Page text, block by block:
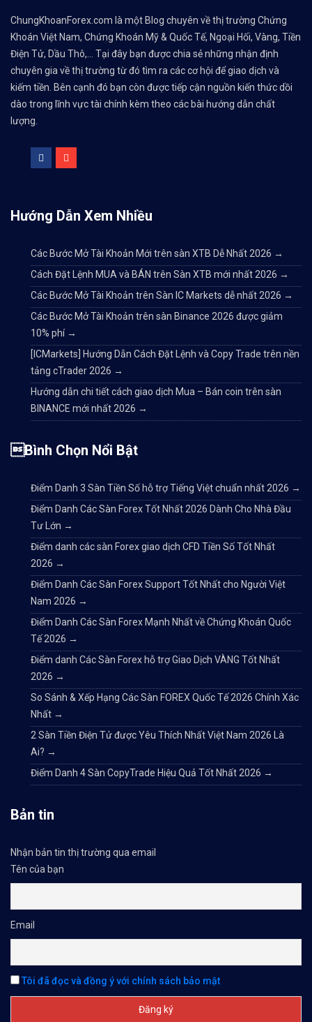
ChungKhoanForex.com là một Blog chuyên về thị trường Chứng
Khoán Việt Nam, Chứng Khoán Mỹ & Quốc Tế, Ngoại Hối, Vàng, Tiền
Điện Tử, Dầu Thô,... Tại đây bạn được chia sẻ những nhận định
chuyên gia về thị trường từ đó tìm ra các cơ hội để giao dịch và
kiếm tiền. Bên cạnh đó bạn còn được tiếp cận nguồn kiến thức dồi
dào trong lĩnh vực tài chính kèm theo các bài hướng dẫn chất
lượng.
Hướng Dẫn Xem Nhiều
Các Bước Mở Tài Khoản Mới trên sàn XTB Dễ Nhất 2026 →
Cách Đặt Lệnh MUA và BÁN trên Sàn XTB mới nhất 2026 →
Các Bước Mở Tài Khoản trên Sàn IC Markets dễ nhất 2026 →
Các Bước Mở Tài Khoản trên sàn Binance 2026 được giảm
10% phí →
[ICMarkets] Hướng Dẫn Cách Đặt Lệnh và Copy Trade trên nền
tảng cTrader 2026 →
Hướng dẫn chi tiết cách giao dịch Mua – Bán coin trên sàn
BINANCE mới nhất 2026 →
Bình Chọn Nổi Bật
Điểm Danh 3 Sàn Tiền Số hỗ trợ Tiếng Việt chuẩn nhất 2026 →
Điểm Danh Các Sàn Forex Tốt Nhất 2026 Dành Cho Nhà Đầu
Tư Lớn →
Điểm danh các sàn Forex giao dịch CFD Tiền Số Tốt Nhất
2026 →
Điểm Danh Các Sàn Forex Support Tốt Nhất cho Người Việt
Nam 2026 →
Điểm Danh Các Sàn Forex Mạnh Nhất về Chứng Khoán Quốc
Tế 2026 →
Điểm danh Các Sàn Forex hỗ trợ Giao Dịch VÀNG Tốt Nhất
2026 →
So Sánh & Xếp Hạng Các Sàn FOREX Quốc Tế 2026 Chính Xác
Nhất →
2 Sàn Tiền Điện Tử được Yêu Thích Nhất Việt Nam 2026 Là
Ai? →
Điểm Danh 4 Sàn CopyTrade Hiệu Quả Tốt Nhất 2026 →
Bản tin
Nhận bản tin thị trường qua email
Tên của bạn
Email
Tôi đã đọc và đồng ý với chính sách bảo mật